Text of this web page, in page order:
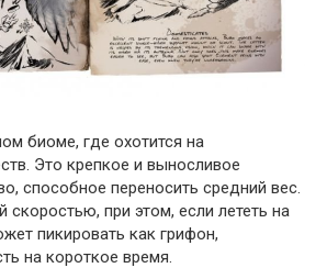
биоме, где охотится на
Это крепкое и выносливое
способное переносить средний вес.
скоростью, при этом, если лететь на
пикировать как грифон,
на короткое время.